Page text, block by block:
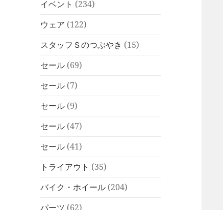
イベント (234)
ウェア (122)
スタッフＳのつぶやき (15)
セール (69)
セール (7)
セール (9)
セール (47)
セール (41)
トライアウト (35)
バイク・ホイール (204)
パーツ (62)